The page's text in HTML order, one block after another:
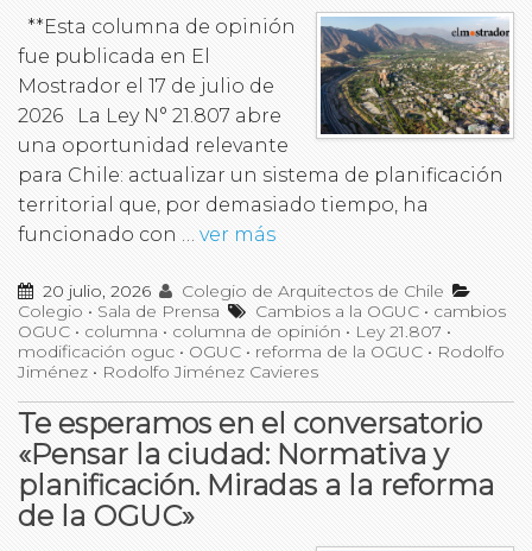
**Esta columna de opinión
fue publicada en El
Mostrador el 17 de julio de
2026 La Ley N° 21.807 abre
una oportunidad relevante
para Chile: actualizar un sistema de planificación
territorial que, por demasiado tiempo, ha
funcionado con … ver más
20 julio, 2026
Colegio de Arquitectos de Chile
Colegio • Sala de Prensa Cambios a la OGUC • cambios
OGUC • columna • columna de opinión • Ley 21.807 •
modificación oguc • OGUC • reforma de la OGUC • Rodolfo
Jiménez • Rodolfo Jiménez Cavieres
Te esperamos en el conversatorio
«Pensar la ciudad: Normativa y
planificación. Miradas a la reforma
de la OGUC»